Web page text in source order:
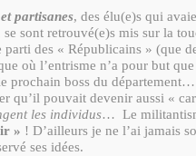
partisanes, des élu(e)s qui
se sont retrouvé(e)s mis sur la
des « Républicains » (que
où l’entrisme n’a pour but
prochain boss du département…
qu’il pouvait devenir aussi «
les individus… Le
» ! D’ailleurs je ne l’ai jamais
ses idées.